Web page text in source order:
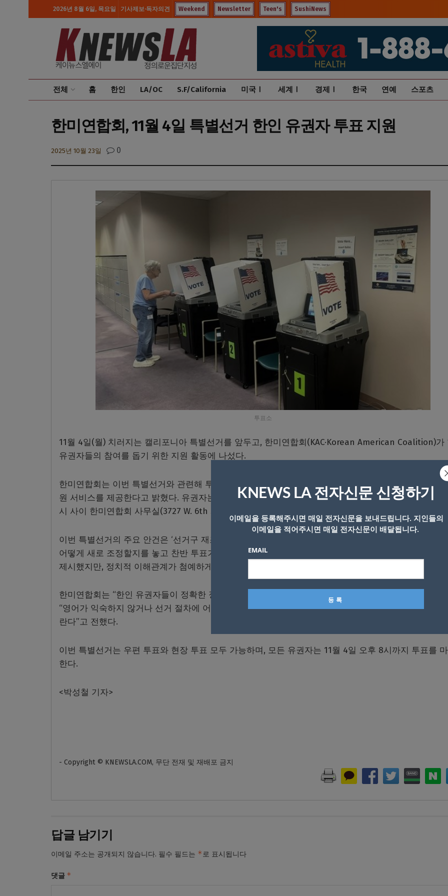
2026년 8월 6일, 목요일 기사제보·독자의견 Weekend Newsletter Teen's SushiNews
전체 홈 한인 LA/OC S.F/California 미국Ⅰ 세계Ⅰ 경제Ⅰ 한국 연예 스포츠
한미연합회, 11월 4일 특별선거 한인 유권자 투표 지원
2025년 10월 23일 0
투표소
11월 4일(월) 치러지는 캘리포니아 특별선거를 앞두고, 한미연합회(KAC·Korean American Coalition)가
유권자들의 참여를 돕기 위한 지원 활동에 나섰다.
한미연합회는 이번 특별선거와 관련해 투표 절차나 투표용지 작성에 도움이 필요한 유권자들을 위해
원 서비스를 제공한다고 밝혔다. 유권자는 투표용지를 지참하고 10월 23일, 28일, 30일 오전 10시부터
시 사이 한미연합회 사무실(3727 W. 6th Street, STE #305, Los Angeles)을 방문하면 도움을 받을 수 있
이번 특별선거의 주요 안건은 ‘선거구 재조정 결정 발의안 50(Prop 50)’으로, 캘리포니아의 주 의회 선거
어떻게 새로 조정할지를 놓고 찬반 투표가 진행된다. 발의안 50은 인구 변화와 지역 대표성 강화를 명분
제시했지만, 정치적 이해관계가 첨예하게 엇갈리며 주 전역에서 관심이 집중되고 있다.
한미연합회는 “한인 유권자들이 정확한 정보를 바탕으로 소중한 한 표를 행사할 수 있도록 지원할 것”
“영어가 익숙하지 않거나 선거 절차에 어려움을 느끼는 유권자들은 반드시 사무실을 방문해 도움을 받
란다”고 전했다.
이번 특별선거는 우편 투표와 현장 투표 모두 가능하며, 모든 유권자는 11월 4일 오후 8시까지 투표를
한다.
<박성철 기자>
- Copyright © KNEWSLA.COM, 무단 전재 및 재배포 금지
답글 남기기
이메일 주소는 공개되지 않습니다. 필수 필드는 *로 표시됩니다
댓글 *
KNEWS LA 전자신문 신청하기
이메일을 등록해주시면 매일 전자신문을 보내드립니다. 지인들의
이메일을 적어주시면 매일 전자신문이 배달됩니다.
EMAIL